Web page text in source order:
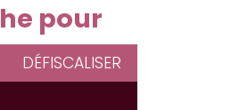
pour
DÉFISCALISER